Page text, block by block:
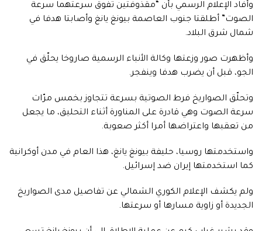
وأفاد الإعلام الرسمي بأن “مقذوفتين تفوق سرعتهما سرعة
الصوت” أطلقتا جنوب العاصمة بيونغ يانغ وأصابتا هدفا في
شمال شرق البلاد.
وأظهرت صور وزعتها وكالة الأنباء الرسمية صاروخا يحلّق في
الجو، قبل أن يضرب هدفا وينفجر.
وتحلّق الصواريخ فرط الصوتية بسرعة تتجاوز بخمس مرّات
سرعة الصوت وهي قادرة على المناورة أثناء التحليق، ما يجعل
من تعقبها واعتراضها أمرا أكثر صعوبة.
واستخدمتها روسيا، حليفة بيونغ يانغ، هذا العام في مدن أوكرانية
كما استخدمتها إيران ضد إسرائيل.
ولم يكشف الإعلام الكوري الشمالي عن تفاصيل مدى الصواريخ
الجديدة أو زاوية مسارها أو سرعتها.